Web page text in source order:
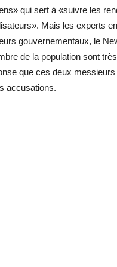
qui sert à «suivre les
Mais les experts en
gouvernementaux, le
de la population sont très
que ces deux messieurs
accusations.